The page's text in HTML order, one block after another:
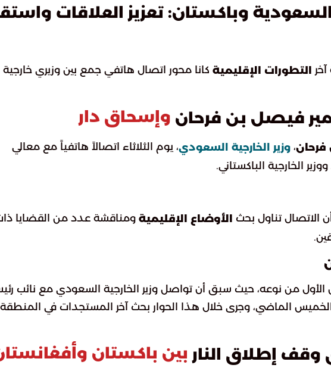
وباكستان: تعزيز العلاقات
التطورات الإقليمية كانا محور اتصال هاتفي جمع بين وزيري خارجية
فيصل بن فرحان وإسحاق دار
، وزير الخارجية السعودي، يوم الثلاثاء اتصالاً هاتفياً مع معالي
الخارجية الباكستاني.
الأوضاع الإقليمية ومناقشة عدد من القضايا
الأول من نوعه، حيث سبق أن تواصل وزير الخارجية السعودي مع نائب
الخميس الماضي، وجرى خلال هذا الحوار بحث آخر المستجدات في المنطقة
وقف إطلاق النار بين باكستان